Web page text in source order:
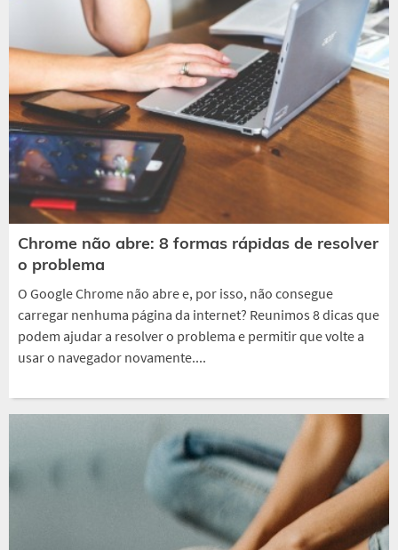
Chrome não abre: 8 formas rápidas de resolver
o problema
O Google Chrome não abre e, por isso, não consegue
carregar nenhuma página da internet? Reunimos 8 dicas que
podem ajudar a resolver o problema e permitir que volte a
usar o navegador novamente....